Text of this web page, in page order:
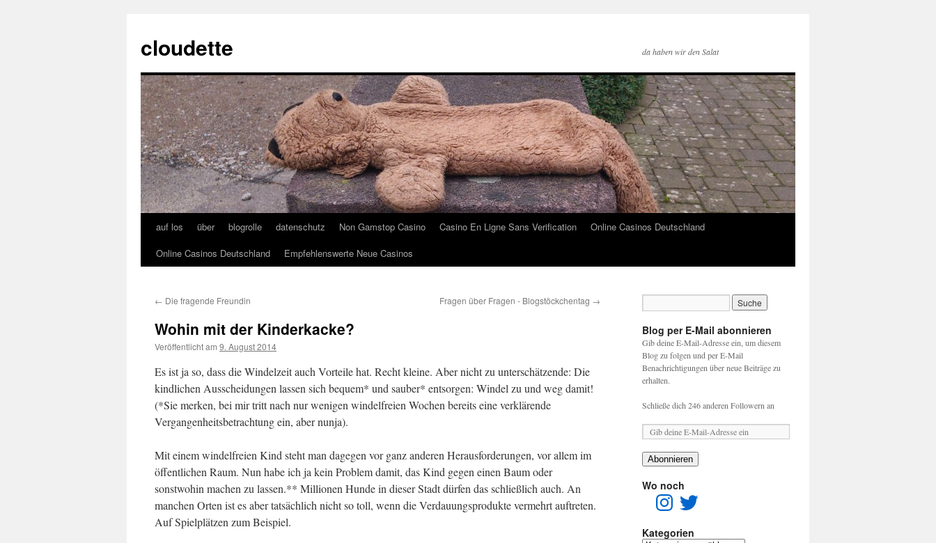
cloudette da haben wir den Salat
auf los über blogrolle datenschutz Non Gamstop Casino Casino En Ligne Sans Verification
Online Casinos Deutschland
Online Casinos Deutschland
Empfehlenswerte Neue Casinos
← Die fragende Freundin Fragen über Fragen - Blogstöckchentag →
Wohin mit der Kinderkacke?
Veröffentlicht am 9. August 2014
Es ist ja so, dass die Windelzeit auch Vorteile hat. Recht kleine. Aber nicht zu unterschätzende: Die
kindlichen Ausscheidungen lassen sich bequem* und sauber* entsorgen: Windel zu und weg damit!
(*Sie merken, bei mir tritt nach nur wenigen windelfreien Wochen bereits eine verklärende
Vergangenheitsbetrachtung ein, aber nunja).
Mit einem windelfreien Kind steht man dagegen vor ganz anderen Herausforderungen, vor allem im
öffentlichen Raum. Nun habe ich ja kein Problem damit, das Kind gegen einen Baum oder
sonstwohin machen zu lassen.** Millionen Hunde in dieser Stadt dürfen das schließlich auch. An
manchen Orten ist es aber tatsächlich nicht so toll, wenn die Verdauungsprodukte vermehrt auftreten.
Auf Spielplätzen zum Beispiel.
Blog per E-Mail abonnieren
Gib deine E-Mail-Adresse ein, um diesem
Blog zu folgen und per E-Mail
Benachrichtigungen über neue Beiträge zu
erhalten.
Schließe dich 246 anderen Followern an
Abonnieren
Wo noch
Kategorien